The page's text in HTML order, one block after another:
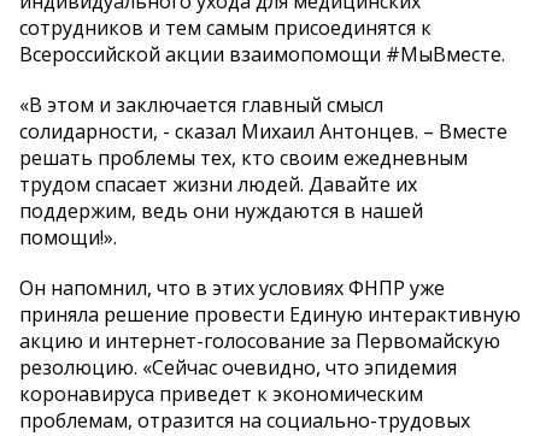
сотрудников и тем самым присоединятся к
Всероссийской акции взаимопомощи #МыВместе.
«В этом и заключается главный смысл
солидарности, - сказал Михаил Антонцев. – Вместе
решать проблемы тех, кто своим ежедневным
трудом спасает жизни людей. Давайте их
поддержим, ведь они нуждаются в нашей
помощи!».
Он напомнил, что в этих условиях ФНПР уже
приняла решение провести Единую интерактивную
акцию и интернет-голосование за Первомайскую
резолюцию. «Сейчас очевидно, что эпидемия
коронавируса приведет к экономическим
проблемам, отразится на социально-трудовых